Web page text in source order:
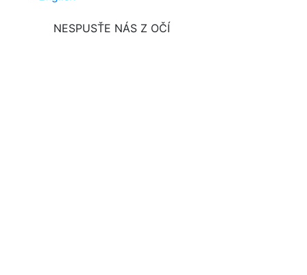
NESPUSŤE NÁS Z OČÍ